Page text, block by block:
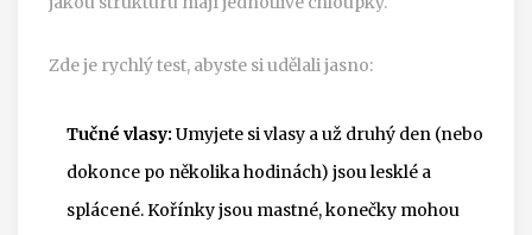
Zde je rychlý test, abyste si udělali jasno:
Tučné vlasy: Umyjete si vlasy a už druhý den (nebo
dokonce po několika hodinách) jsou lesklé a
splácené. Kořínky jsou mastné, konečky mohou